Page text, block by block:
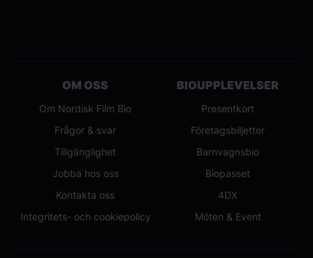
OM OSS
Om Nordisk Film Bio
Frågor & svar
Tillgänglighet
Jobba hos oss
Kontakta oss
Integritets- och cookiepolicy
BIOUPPLEVELSER
Presentkort
Företagsbiljetter
Barnvagnsbio
Biopasset
4DX
Möten & Event